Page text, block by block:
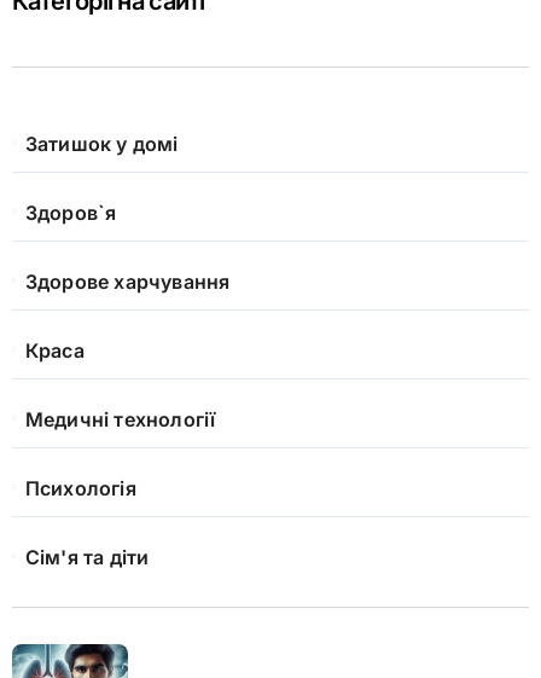
Затишок у домі
Здоров`я
Здорове харчування
Краса
Медичні технології
Психологія
Сім'я та діти